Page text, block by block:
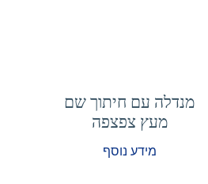
מנדלה עם חיתוך שם
מעץ צפצפה
מידע נוסף